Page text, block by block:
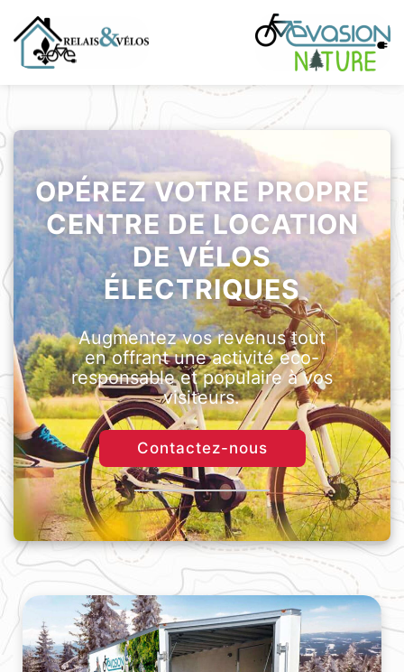
OPÉREZ VOTRE PROPRE
CENTRE DE LOCATION
DE VÉLOS
ÉLECTRIQUES
Augmentez vos revenus tout
en offrant une activité eco-
responsable et populaire à vos
visiteurs.
Contactez-nous